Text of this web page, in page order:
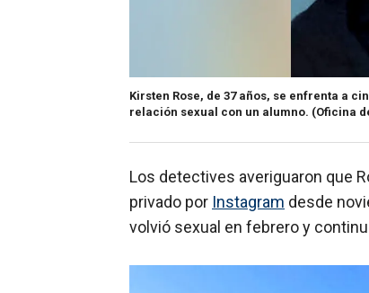
Kirsten Rose, de 37 años, se enfrenta a
relación sexual con un alumno. (Oficina
Los detectives averiguaron que
privado por Instagram desde
volvió sexual en febrero y